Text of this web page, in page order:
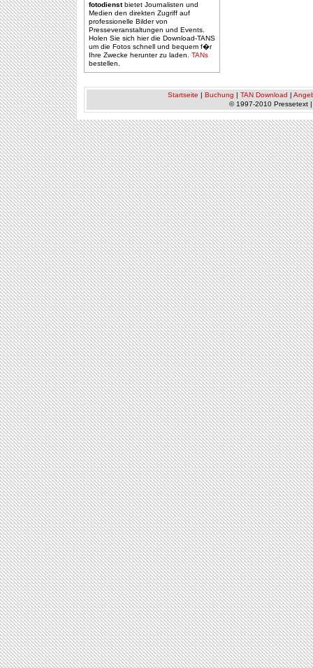
fotodienstbietet Journalisten und
Medien den direkten Zugriff auf
professionelle Bilder von
Presseveranstaltungen und Events.
Holen Sie sich hier die Download-TANS
um die Fotos schnell und bequem f�r
Ihre Zwecke herunter zu laden. TANs
bestellen.
Startseite | Buchung | TAN Download |
© 1997-2010 Pressetext